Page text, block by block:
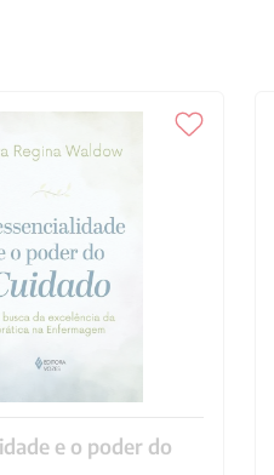
e o poder do